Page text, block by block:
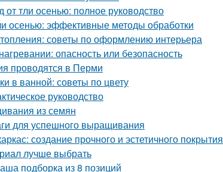
от тли осенью: полное руководство
осенью: эффективные методы обработки
советы по оформлению интерьера
опасность или безопасность
проводятся в Перми
в ванной: советы по цвету
руководство
из семян
для успешного выращивания
создание прочного и эстетичного покрытия
лучше выбрать
подборка из 8 позиций